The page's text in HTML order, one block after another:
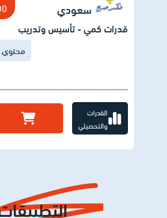
سعودي
قدرات كمي - تأسيس وتدريب
القدرات
والتحصيلي